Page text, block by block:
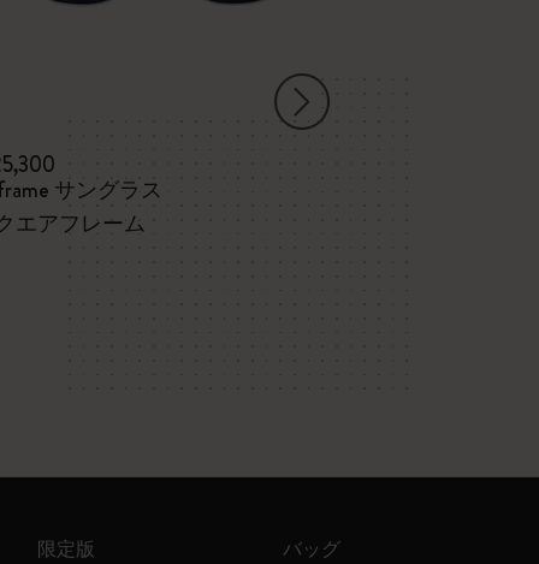
サングラス
エアフレーム
限定版 バッグ